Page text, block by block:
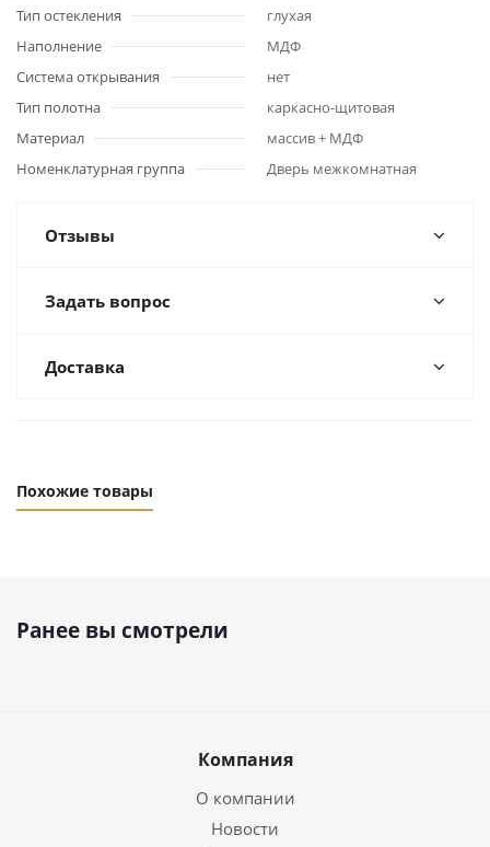
Тип остекления
глухая
Наполнение
МДФ
Система открывания
нет
Тип полотна
каркасно-щитовая
Материал
массив + МДФ
Номенклатурная группа
Дверь межкомнатная
Отзывы
Задать вопрос
Доставка
Похожие товары
Ранее вы смотрели
Компания
О компании
Новости